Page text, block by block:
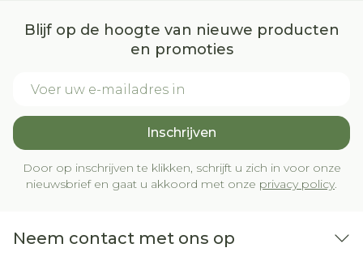
Blijf op de hoogte van nieuwe producten
en promoties
Inschrijven
Door op inschrijven te klikken, schrijft u zich in voor onze
nieuwsbrief en gaat u akkoord met onze privacy policy.
Neem contact met ons op